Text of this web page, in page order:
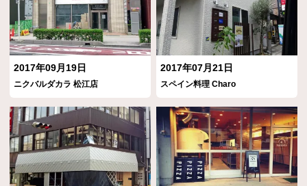
2017年09月19日
ニクバルダカラ 松江店
2017年07月21日
スペイン料理 Charo